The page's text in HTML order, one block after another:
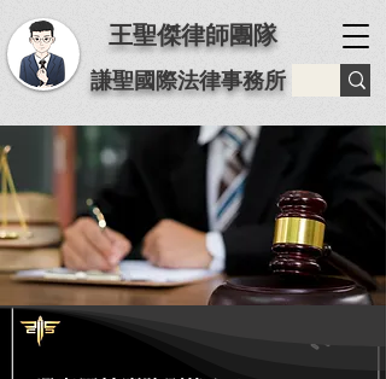
王聖傑律師團隊
謙聖國際法律事務所